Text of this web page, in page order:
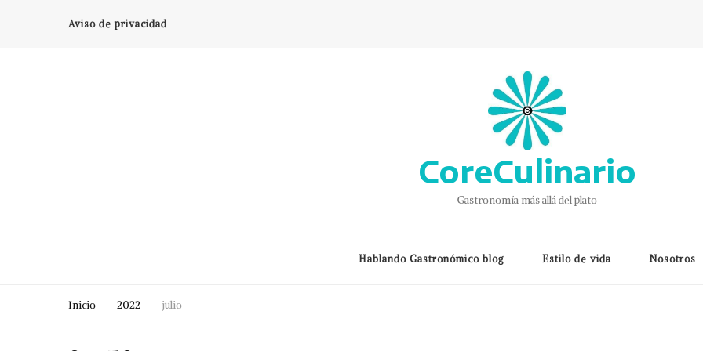
Aviso de privacidad
CoreCulinario
Gastronomía más allá del plato
Hablando Gastronómico blog Estilo de vida Nosotros
Inicio 2022 julio